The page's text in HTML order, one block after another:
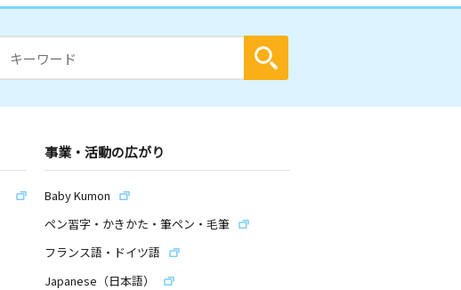
事業・活動の広がり
Baby Kumon
ペン習字・かきかた・筆ペン・毛筆
フランス語・ドイツ語
Japanese（日本語）